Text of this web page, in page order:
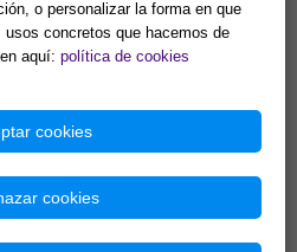
o personalizar la forma en que
concretos que hacemos de
aquí: política de cookies
cookies
cookies